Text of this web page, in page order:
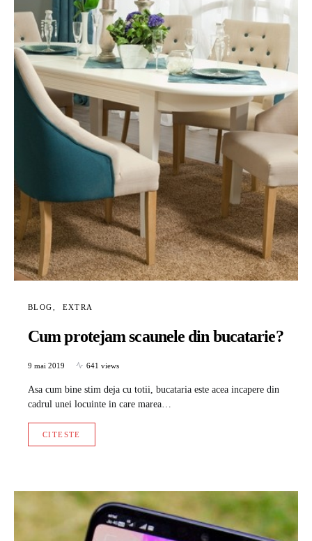
BLOG EXTRA
Cum protejam scaunele din bucatarie?
9 mai 2019 641 views
Asa cum bine stim deja cu totii, bucataria este acea incapere din
cadrul unei locuinte in care marea…
CITESTE